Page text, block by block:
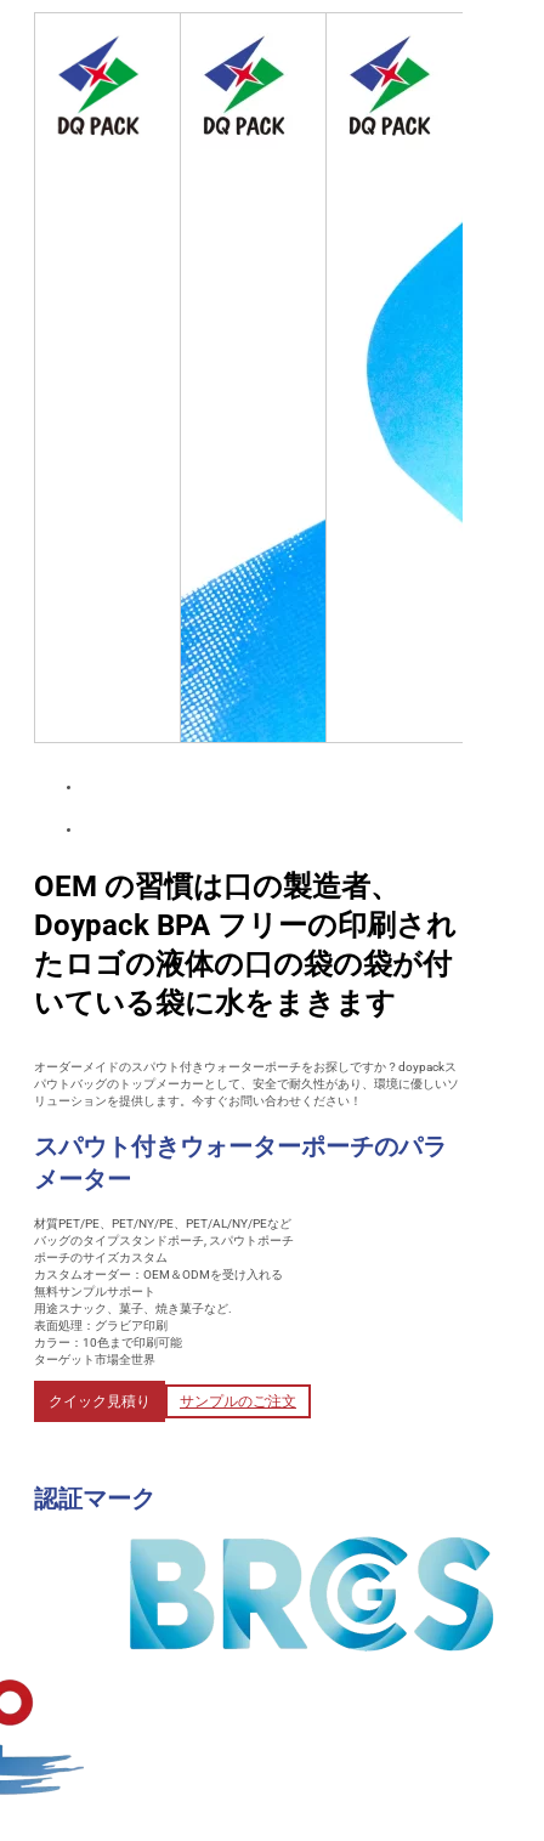
OEM の習慣は口の製造者、
Doypack BPA フリーの印刷され
たロゴの液体の口の袋の袋が付
いている袋に水をまきます
オーダーメイドのスパウト付きウォーターポーチをお探しですか？doypackス
パウトバッグのトップメーカーとして、安全で耐久性があり、環境に優しいソ
リューションを提供します。今すぐお問い合わせください！
スパウト付きウォーターポーチのパラ
メーター
材質PET/PE、PET/NY/PE、PET/AL/NY/PEなど
バッグのタイプスタンドポーチ, スパウトポーチ
ポーチのサイズカスタム
カスタムオーダー：OEM＆ODMを受け入れる
無料サンプルサポート
用途スナック、菓子、焼き菓子など.
表面処理：グラビア印刷
カラー：10色まで印刷可能
ターゲット市場全世界
クイック見積り サンプルのご注文
認証マーク